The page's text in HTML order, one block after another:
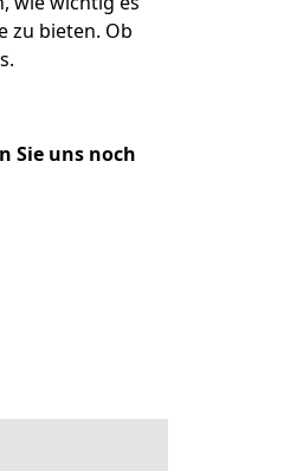
zu bieten. Ob
Sie uns noch